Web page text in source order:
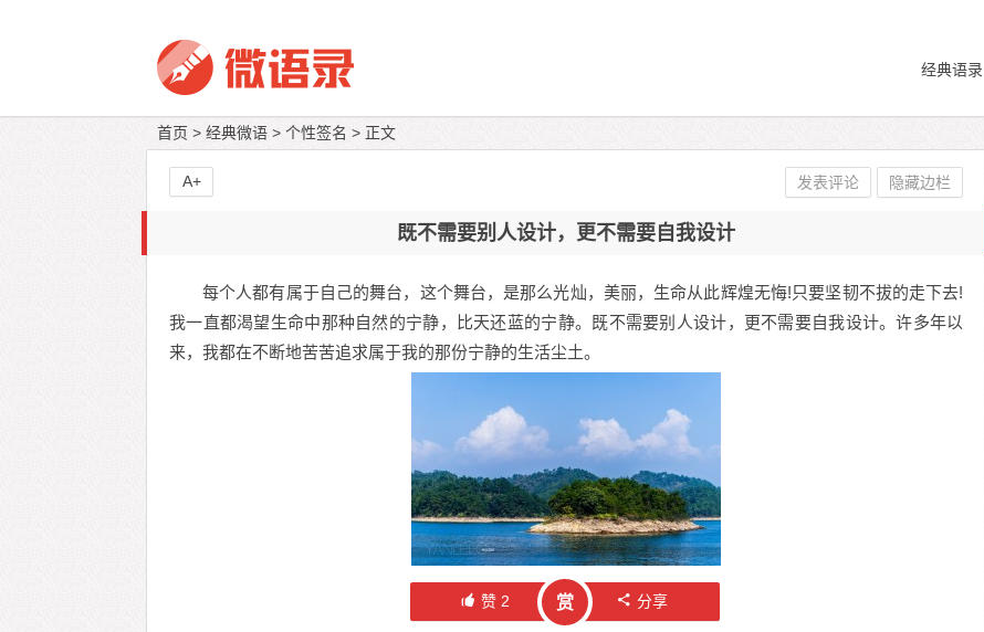
经典语录
首页 > 经典微语 > 个性签名 > 正文
既不需要别人设计，更不需要自我设计
每个人都有属于自己的舞台，这个舞台，是那么光灿，美丽，生命从此辉煌无悔!只要坚韧不拔的走下去!
我一直都渴望生命中那种自然的宁静，比天还蓝的宁静。既不需要别人设计，更不需要自我设计。许多年以
来，我都在不断地苦苦追求属于我的那份宁静的生活尘土。
赞 2 赏 分享
发表评论 隐藏边栏
A+